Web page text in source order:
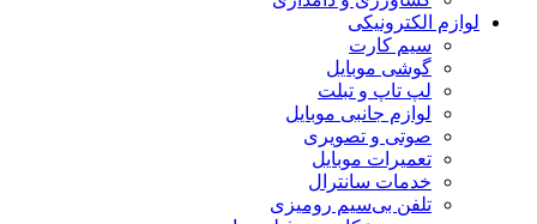
لوازم الکترونیکی
سیم کارت
گوشی موبایل
لپ تاپ و تبلت
لوازم جانبی موبایل
صوتی و تصویری
تعمیرات موبایل
خدمات سانترال
تلفن بی‌سیم رومیزی